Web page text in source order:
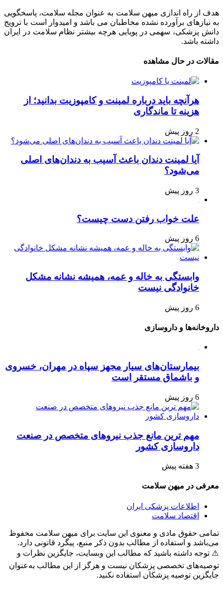
از راه اندازی میهن سلامت به عنوان مجله سلامت، پاسخگویی
نیازهای برآورده نشده مخاطبان می باشد و امیدوار است با ترویج
پزشکی، سهمی در پویایی هرچه بیشتر نظام سلامت در ایران
باشد.
در حال مشاهده
هرآنچه باید درباره لمینت و کامپوزیت بدانید؛ از
هزینه تا ماندگاری
آیا لمینت دندان باعث آسیب به دندان‌های اصلی
می‌شود؟
علت خواب رفتن دست چیست؟
وابستگی به خاله و عمه، همیشه نشانه مشکل
خانوادگی نیست
و داروسازی
بیمارستان‌های سیار مجهز سپاه در مهران، خسروی
و باشماق مستقر است
مهم ترین مانع جذب نیروهای متخصص در صنعت
داروسازی کشور
در میهن سلامت
اطلاعات پزشکی ایران
اقتصاد سلامت
حقوق مادی و معنوی این سایت برای میهن سلامت محفوظ
و استفاده از مطالب بدون ذکر منبع، پیگرد قانونی دارد.
توجه داشته باشید که مطالب این وبسایت، جایگزین نظرات و
تخصصی پزشکان نیست و هرگز از این مطالب به‌عنوان
توصیه پزشکان استفاده نکنید.